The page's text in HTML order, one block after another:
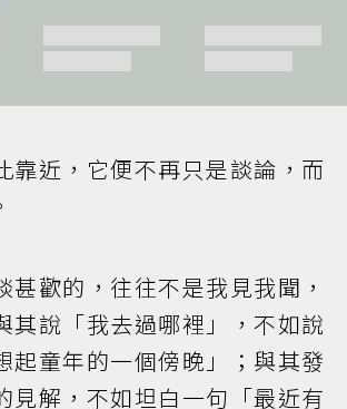
靠近，它便不再只是談論，而
甚歡的，往往不是我見我聞，
其說「我去過哪裡」，不如說
起童年的一個傍晚」；與其發
見解，不如坦白一句「最近有